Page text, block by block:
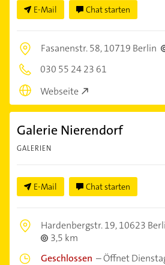
E-Mail Chat starten
Fasanenstr. 58,10719 Berlin
030 55 24 23 61
Webseite
Galerie Nierendorf
GALERIEN
E-Mail Chat starten
Hardenbergstr. 19,10623
3,5 km
Geschlossen –Öffnet